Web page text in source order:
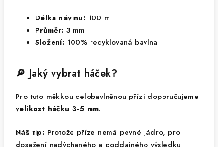
Délka návinu: 100 m
Průměr: 3 mm
Složení: 100% recyklovaná bavlna
🔎 Jaký vybrat háček?
Pro tuto měkkou celobavlněnou přízi doporučujeme
velikost háčku 3-5 mm.
Náš tip: Protože příze nemá pevné jádro, pro
dosažení nadýchaného a poddajného výsledku